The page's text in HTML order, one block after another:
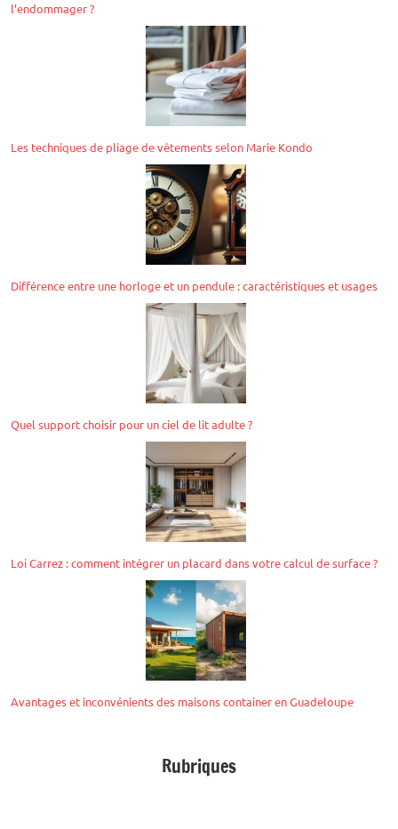
l’endommager ?
Les techniques de pliage de vêtements selon Marie Kondo
Différence entre une horloge et un pendule : caractéristiques et usages
Quel support choisir pour un ciel de lit adulte ?
Loi Carrez : comment intégrer un placard dans votre calcul de surface ?
Avantages et inconvénients des maisons container en Guadeloupe
Rubriques